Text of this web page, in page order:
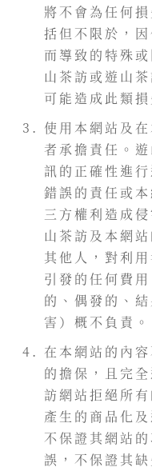
將不會為任何
括但不限於，
而導致的特殊
山茶訪或遊山
可能造成此類損
使用本網站及
者承擔責任。
訊的正確性進
錯誤的責任或
三方權利造成
山茶訪及本網
其他人，對利
引發的任何費
的、偶發的、
害）概不負責。
在本網站的內
的擔保，且完
訪網站拒絕所
產生的商品化
不保證其網站
誤，不保證其